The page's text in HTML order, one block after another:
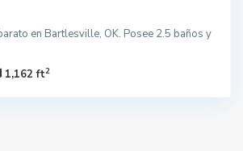
en Bartlesville, OK. Posee 2.5 baños y
1,162 ft2